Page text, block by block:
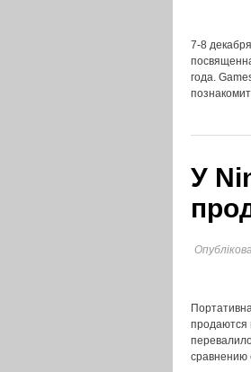
7-8
года.
У
продаются